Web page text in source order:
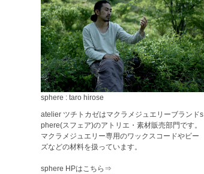
sphere : taro hirose
atelier ツチトカゼはマクラメジュエリーブランドs
phere(スフェア)のアトリエ・素材販売部門です。
マクラメジュエリー専用のワックスコードやビー
ズなどの材料を扱っています。
sphere HPはこちら⇒